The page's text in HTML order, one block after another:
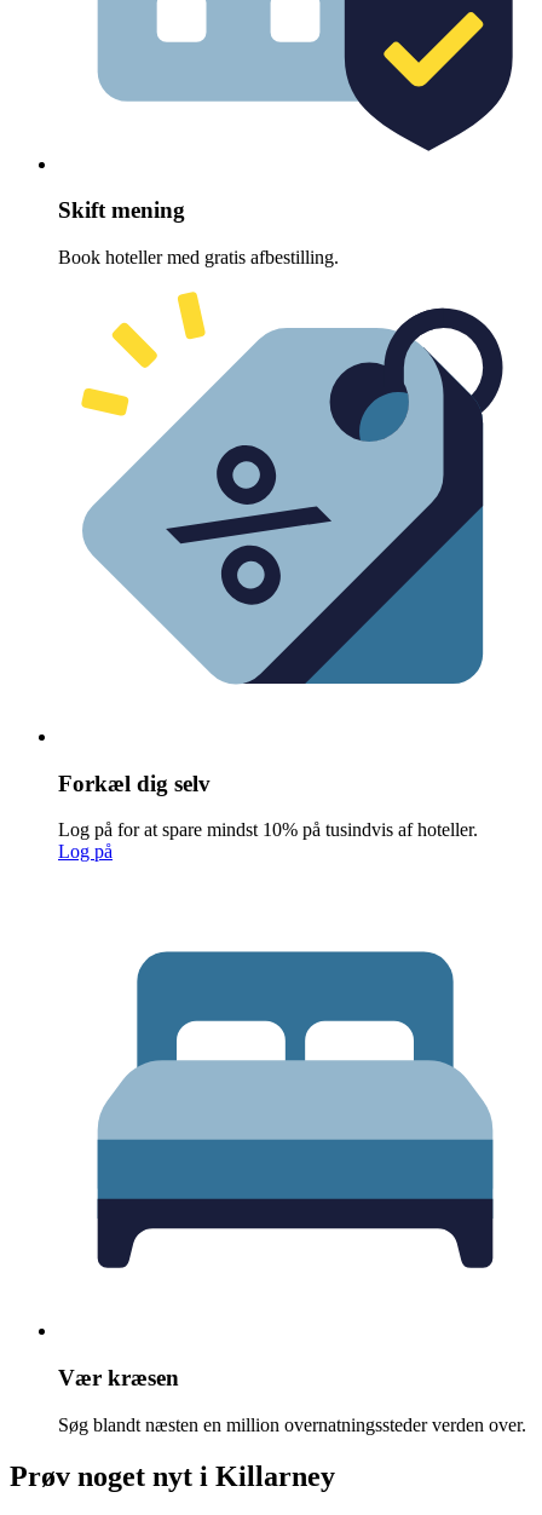
Skift mening
Book hoteller med gratis afbestilling.
Forkæl dig selv
Log på for at spare mindst 10% på tusindvis af hoteller.
Log på
Vær kræsen
Søg blandt næsten en million overnatningssteder verden over.
Prøv noget nyt i Killarney